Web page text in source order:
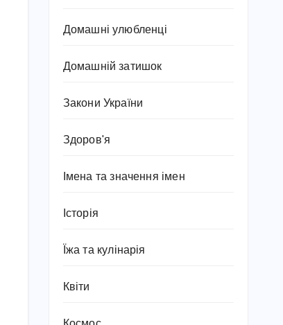
Домашні улюбленці
Домашній затишок
Закони України
Здоров'я
Імена та значення імен
Історія
Їжа та кулінарія
Квіти